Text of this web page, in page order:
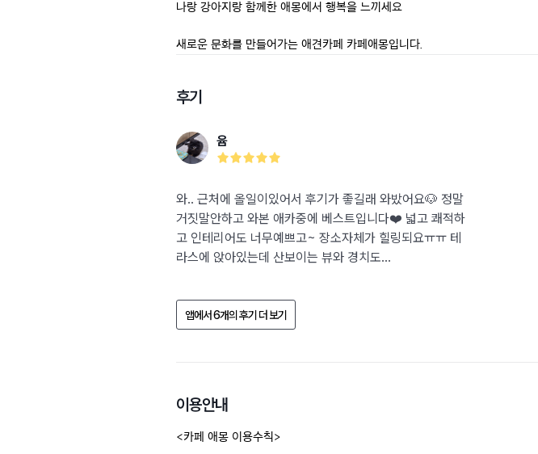
나랑 강아지랑 함께한 애몽에서 행복을 느끼세요
새로운 문화를 만들어가는 애견카페 카페애몽입니다.
후기
윰
와.. 근처에 올일이있어서 후기가 좋길래 와밨어요🐶 정말
거짓말안하고 와본 애카중에 베스트입니다❤️ 넓고 쾌적하
고 인테리어도 너무예쁘고~ 장소자체가 힐링되요ㅠㅠ 테
라스에 앉아있는데 산보이는 뷰와 경치도...
앱에서 6개의 후기 더 보기
이용안내
<카페 애몽 이용수칙>